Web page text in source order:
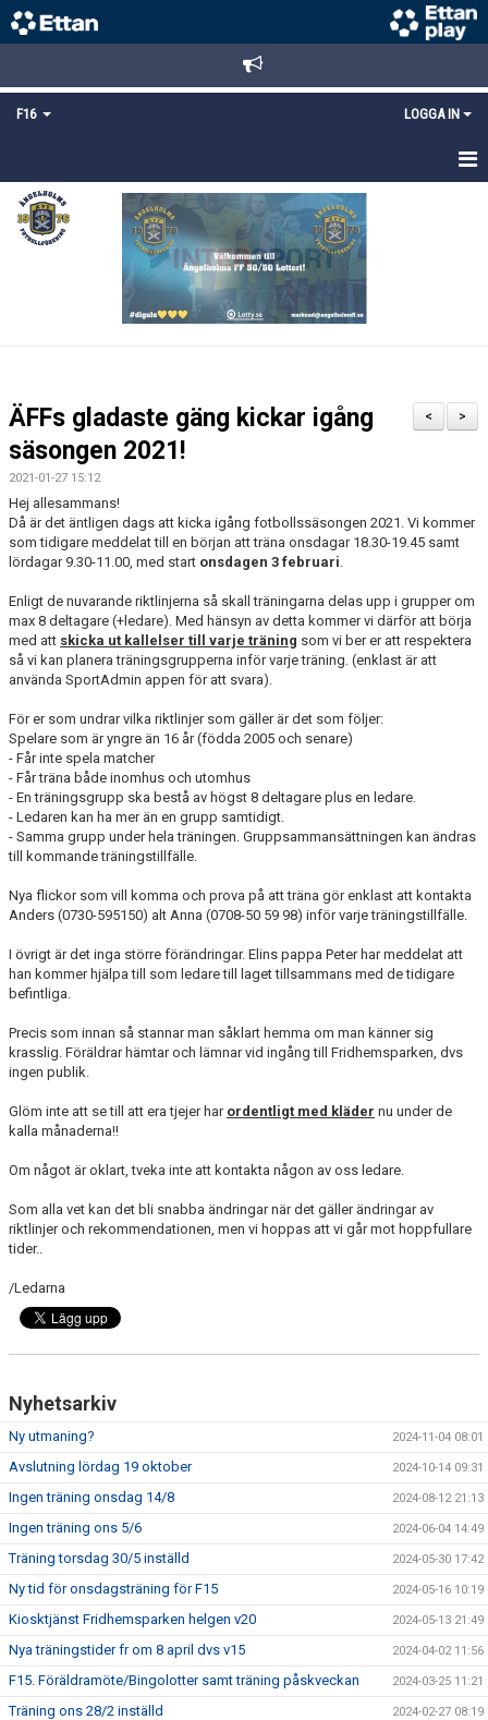
F16 LOGGA IN
HEM
NYHETER
DOKUMENT
BILDGALLERI
KONTAKT
>
<
ÄFFs gladaste gäng kickar igång
säsongen 2021!
2021-01-27 15:12
Hej allesammans!
Då är det äntligen dags att kicka igång fotbollssäsongen 2021. Vi kommer
som tidigare meddelat till en början att träna onsdagar 18.30-19.45 samt
lördagar 9.30-11.00, med start onsdagen 3 februari.
Enligt de nuvarande riktlinjerna så skall träningarna delas upp i grupper om
max 8 deltagare (+ledare). Med hänsyn av detta kommer vi därför att börja
med att skicka ut kallelser till varje träning som vi ber er att respektera
så vi kan planera träningsgrupperna inför varje träning. (enklast är att
använda SportAdmin appen för att svara).
För er som undrar vilka riktlinjer som gäller är det som följer:
Spelare som är yngre än 16 år (födda 2005 och senare)
- Får inte spela matcher
- Får träna både inomhus och utomhus
- En träningsgrupp ska bestå av högst 8 deltagare plus en ledare.
- Ledaren kan ha mer än en grupp samtidigt.
- Samma grupp under hela träningen. Gruppsammansättningen kan ändras
till kommande träningstillfälle.
Nya flickor som vill komma och prova på att träna gör enklast att kontakta
Anders (0730-595150) alt Anna (0708-50 59 98) inför varje träningstillfälle.
I övrigt är det inga större förändringar. Elins pappa Peter har meddelat att
han kommer hjälpa till som ledare till laget tillsammans med de tidigare
befintliga.
Precis som innan så stannar man såklart hemma om man känner sig
krasslig. Föräldrar hämtar och lämnar vid ingång till Fridhemsparken, dvs
ingen publik.
Glöm inte att se till att era tjejer har ordentligt med kläder nu under de
kalla månaderna!!
Om något är oklart, tveka inte att kontakta någon av oss ledare.
Som alla vet kan det bli snabba ändringar när det gäller ändringar av
riktlinjer och rekommendationen, men vi hoppas att vi går mot hoppfullare
tider..
/Ledarna
Nyhetsarkiv
Ny utmaning? 2024-11-04 08:01
Avslutning lördag 19 oktober 2024-10-14 09:31
Ingen träning onsdag 14/8 2024-08-12 21:13
Ingen träning ons 5/6 2024-06-04 14:49
Träning torsdag 30/5 inställd 2024-05-30 17:42
Ny tid för onsdagsträning för F15 2024-05-16 10:19
Kiosktjänst Fridhemsparken helgen v20 2024-05-13 21:49
Nya träningstider fr om 8 april dvs v15 2024-04-02 11:56
F15. Föräldramöte/Bingolotter samt träning påskveckan 2024-03-25 11:21
Träning ons 28/2 inställd 2024-02-27 08:19